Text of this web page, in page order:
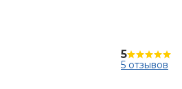
5
5 отзывов